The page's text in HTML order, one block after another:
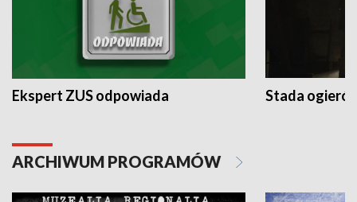
Ekspert ZUS odpowiada Stada
ARCHIWUM PROGRAMÓW